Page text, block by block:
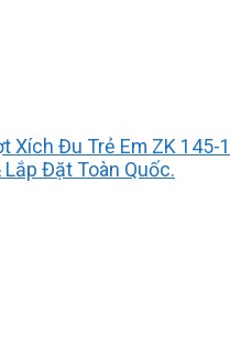
Xích Đu Trẻ Em ZK 145-
Lắp Đặt Toàn Quốc.